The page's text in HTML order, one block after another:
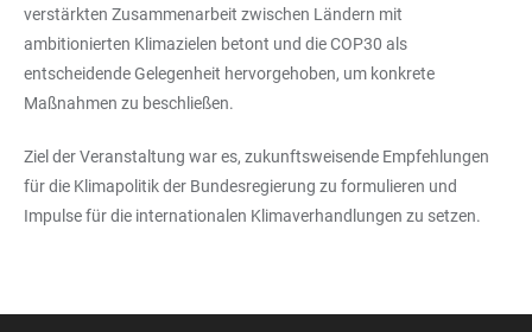
verstärkten Zusammenarbeit zwischen Ländern mit
ambitionierten Klimazielen betont und die COP30 als
entscheidende Gelegenheit hervorgehoben, um konkrete
Maßnahmen zu beschließen.
Ziel der Veranstaltung war es, zukunftsweisende Empfehlungen
für die Klimapolitik der Bundesregierung zu formulieren und
Impulse für die internationalen Klimaverhandlungen zu setzen.